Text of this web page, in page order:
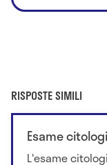
RISPOSTE SIMILI
Esame
L'esame